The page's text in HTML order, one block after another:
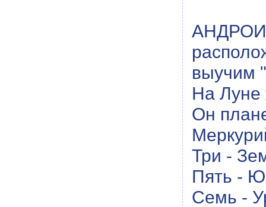
выучим
На Луне
Он
Три -
Пять -
Семь -